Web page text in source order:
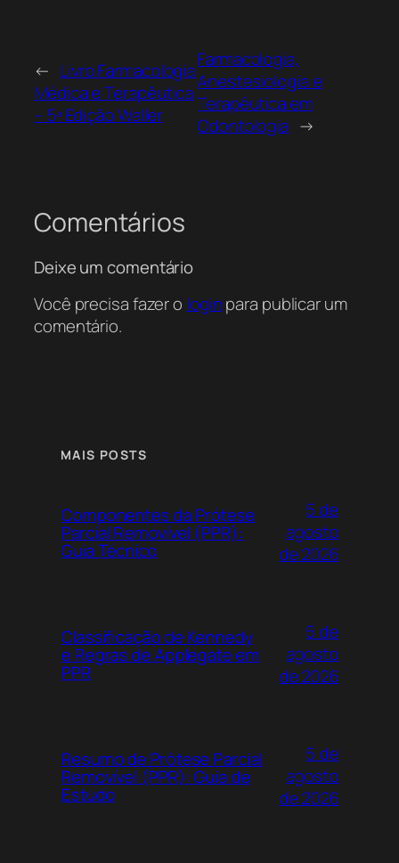
← Livro Farmacologia
Médica e Terapêutica
– 5ª Edição Waller
Farmacologia,
Anestesiologia e
Terapêutica em
Odontologia →
Comentários
Deixe um comentário
Você precisa fazer o loginpara publicar um
comentário.
MAIS POSTS
Componentes da Prótese
Parcial Removível (PPR):
Guia Técnico
5 de
agosto
de 2026
Classificação de Kennedy
e Regras de Applegate em
PPR
5 de
agosto
de 2026
Resumo de Prótese Parcial
Removível (PPR): Guia de
Estudo
5 de
agosto
de 2026